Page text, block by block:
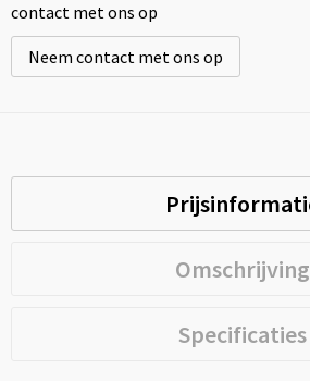
contact met ons op
Neem contact met ons op
Omschrijving
Specificaties